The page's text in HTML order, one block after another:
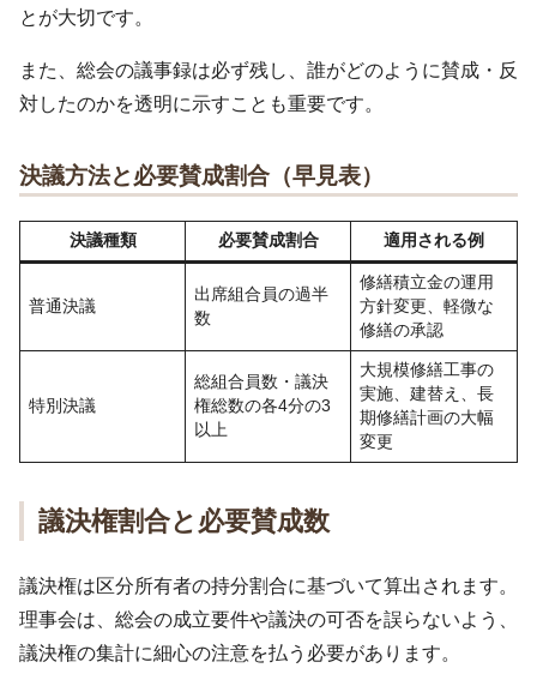
とが大切です。
また、総会の議事録は必ず残し、誰がどのように賛成・反
対したのかを透明に示すことも重要です。
決議方法と必要賛成割合（早見表）
決議種類 必要賛成割合 適用される例
普通決議
出席組合員の過半
数
修繕積立金の運用
方針変更、軽微な
修繕の承認
特別決議
総組合員数・議決
権総数の各4分の3
以上
大規模修繕工事の
実施、建替え、長
期修繕計画の大幅
変更
議決権割合と必要賛成数
議決権は区分所有者の持分割合に基づいて算出されます。
理事会は、総会の成立要件や議決の可否を誤らないよう、
議決権の集計に細心の注意を払う必要があります。